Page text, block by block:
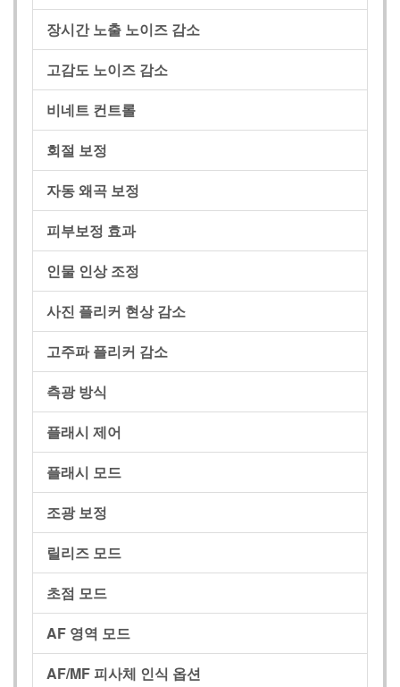
장시간 노출 노이즈 감소
고감도 노이즈 감소
비네트 컨트롤
회절 보정
자동 왜곡 보정
피부보정 효과
인물 인상 조정
사진 플리커 현상 감소
고주파 플리커 감소
측광 방식
플래시 제어
플래시 모드
조광 보정
릴리즈 모드
초점 모드
AF 영역 모드
AF/MF 피사체 인식 옵션